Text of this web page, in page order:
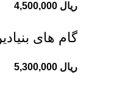
ریال
گام های
ریال